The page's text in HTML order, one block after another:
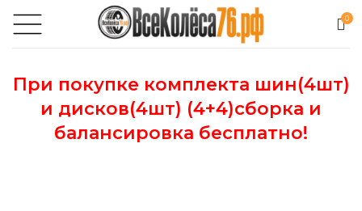
0
При покупке комплекта шин(4шт)
и дисков(4шт) (4+4)сборка и
балансировка бесплатно!